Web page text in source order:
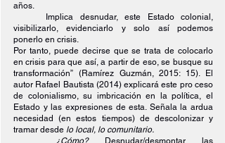
años.
Implica desnudar, este Estado colonial,
visibilizarlo, evidenciarlo y solo así podemos
ponerlo en crisis.
Por tanto, puede decirse que se trata de colocarlo
en crisis para que así, a partir de eso, se busque su
transformación” (Ramírez Guzmán, 2015: 15). El
autor Rafael Bautista (2014) explicará este pro ceso
de colonialismo, su imbricación en la política, el
Estado y las expresiones de esta. Señala la ardua
necesidad (en estos tiempos) de descolonizar y
tramar desde lo local, lo comunitario.
¿Cómo?
Desnudar/desmontar las